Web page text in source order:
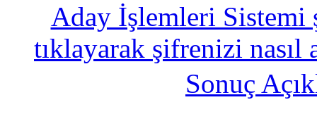
Aday İşlemleri Sistemi
tıklayarak şifrenizi
Sonuç